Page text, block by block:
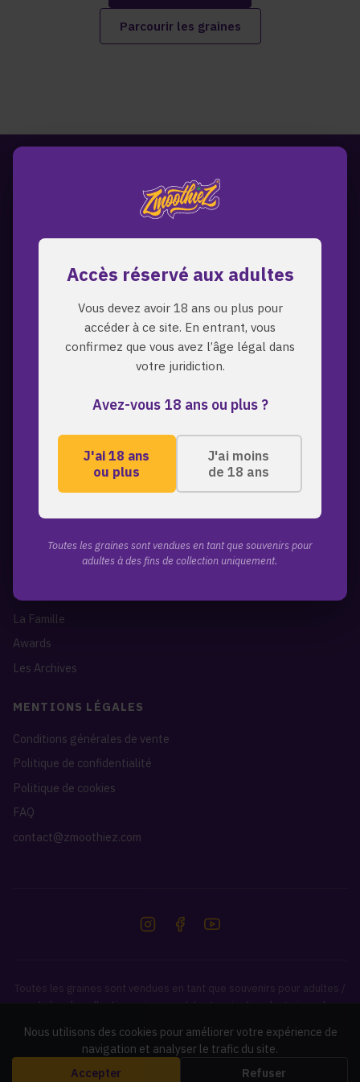
Accès réservé aux adultes
Vous devez avoir 18 ans ou plus pour
accéder à ce site. En entrant, vous
confirmez que vous avez l’âge légal dans
votre juridiction.
Avez-vous 18 ans ou plus ?
J'ai 18 ans
ou plus
J'ai moins
de 18 ans
Toutes les graines sont vendues en tant que souvenirs pour
adultes à des fins de collection uniquement.
Parcourir les graines
ZmoothieZ propose des graines de cannabis premium pour les
discrete, livraison mondiale.
LIENS RAPIDES
Toutes les graines
A propos de nous
Contact
La Famille
Awards
Les Archives
MENTIONS LÉGALES
Conditions générales de vente
Politique de confidentialité
Politique de cookies
FAQ
contact@zmoothiez.com
Toutes les graines sont vendues en tant que souvenirs pour adultes /
articles de collection uniquement. La germination de graines de
responsabilité de vérifier et de respecter les lois de votre pays.
Nous utilisons des cookies pour améliorer votre expérience de
navigation et analyser le trafic du site.
Accepter
Refuser